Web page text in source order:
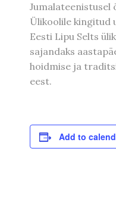
Jumalateenistusel
Ülikoolile kingitud
Eesti Lipu Selts
sajandaks
hoidmise ja
eest.
Add to